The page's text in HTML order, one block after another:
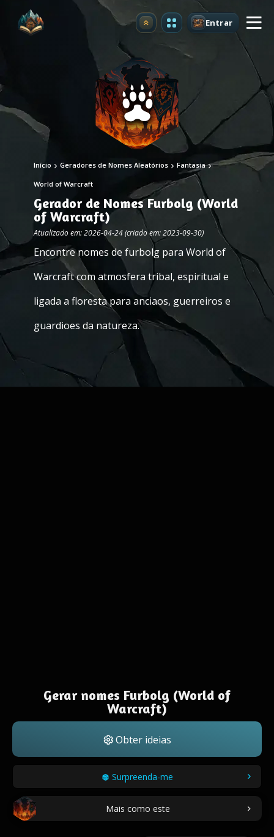
Atualizar Entrar
Início Geradores de Nomes Aleatórios Fantasia
World of Warcraft
Gerador de Nomes Furbolg (World
of Warcraft)
Atualizado em: 2026-04-24 (criado em: 2023-09-30)
Encontre nomes de furbolg para World of
Warcraft com atmosfera tribal, espiritual e
ligada a floresta para anciaos, guerreiros e
guardioes da natureza.
Gerar nomes Furbolg (World of
Warcraft)
Obter ideias
Surpreenda-me
Mais como este